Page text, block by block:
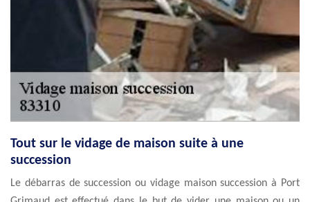
Tout sur le vidage de maison suite à une
succession
Le débarras de succession ou vidage maison succession à Port